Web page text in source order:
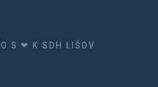
S ❤ K SDH LIŠOV